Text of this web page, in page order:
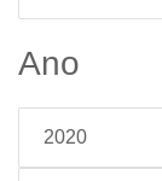
Ano
2020